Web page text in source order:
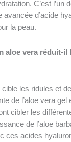
C’est
avancée d’acide
la peau.
aloe vera réduit-il
les ridules et
de l’aloe vera
cibler les
de l’aloe
ces acides